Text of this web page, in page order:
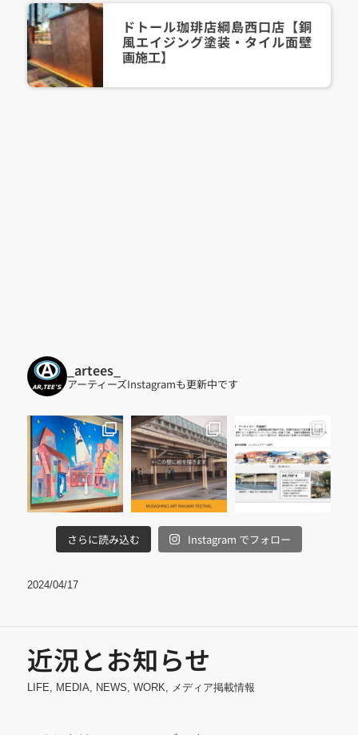
ドトール珈琲店綱島西口店【銅
風エイジング塗装・タイル面壁
画施工】
_artees_
アーティーズInstagramも更新中です
さらに読み込む Instagram でフォロー
2024/04/17
近況とお知らせ
LIFE MEDIA NEWS WORK メディア掲載情報